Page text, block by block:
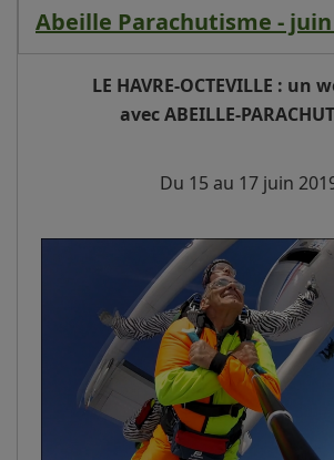
Abeille Parachutisme - juin
LE HAVRE-OCTEVILLE : un
avec ABEILLE-
Du 15 au 17 juin